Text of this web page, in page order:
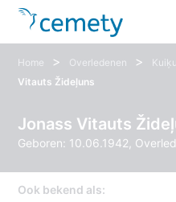
Home > Overledenen >
Vitauts Žideļuns
Jonass Vitauts
Geboren: 10.06.1942,
Ook bekend als: